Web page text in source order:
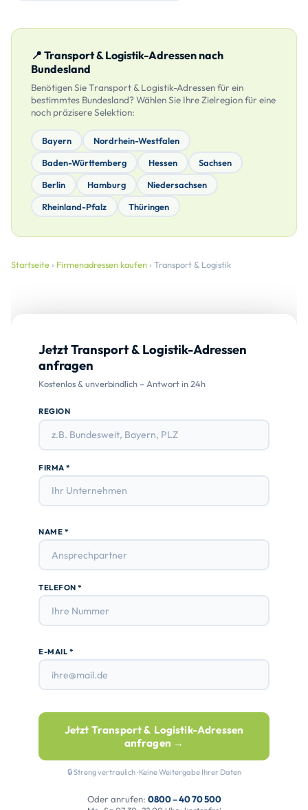
📍 Transport & Logistik-Adressen nach
Bundesland
Benötigen Sie Transport & Logistik-Adressen für ein
bestimmtes Bundesland? Wählen Sie Ihre Zielregion für eine
noch präzisere Selektion:
Bayern
Nordrhein-Westfalen
Baden-Württemberg
Hessen
Sachsen
Berlin
Hamburg
Niedersachsen
Rheinland-Pfalz
Thüringen
Startseite › Firmenadressen kaufen › Transport & Logistik
Jetzt Transport & Logistik-Adressen
anfragen
Kostenlos & unverbindlich – Antwort in 24h
REGION
FIRMA *
NAME *
TELEFON *
E-MAIL *
Jetzt Transport & Logistik-Adressen
anfragen →
🔒 Streng vertraulich · Keine Weitergabe Ihrer Daten
Oder anrufen: 0800 – 40 70 500